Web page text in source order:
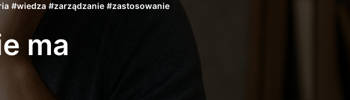
#wiedza #zarządzanie #zastosowanie
ma